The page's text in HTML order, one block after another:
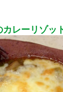
レーリゾッ